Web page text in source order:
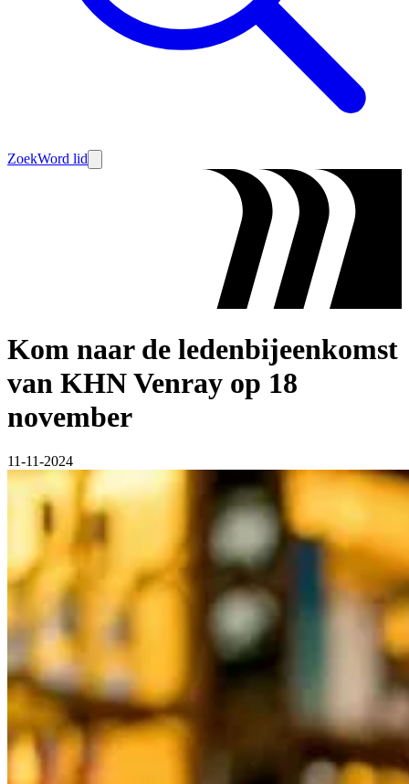
ZoekWord lid
Kom naar de ledenbijeenkomst
van KHN Venray op 18
november
11-11-2024